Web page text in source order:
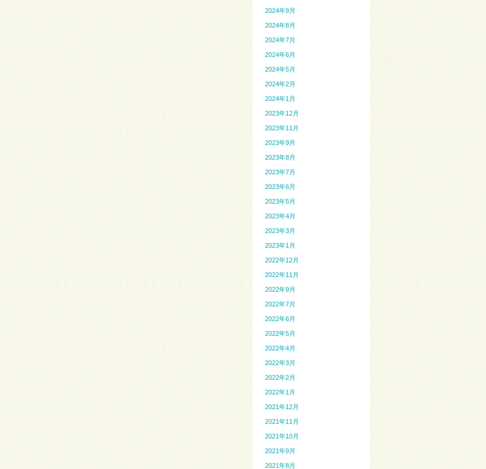
2024年9月
2024年8月
2024年7月
2024年6月
2024年5月
2024年2月
2024年1月
2023年12月
2023年11月
2023年9月
2023年8月
2023年7月
2023年6月
2023年5月
2023年4月
2023年3月
2023年1月
2022年12月
2022年11月
2022年9月
2022年7月
2022年6月
2022年5月
2022年4月
2022年3月
2022年2月
2022年1月
2021年12月
2021年11月
2021年10月
2021年9月
2021年8月